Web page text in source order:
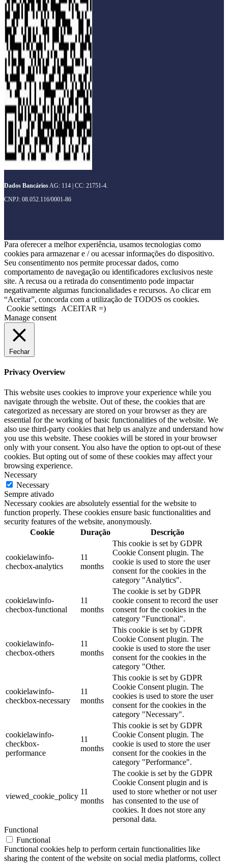
Dados BancáriosAG: 114 | CC: 21751-4.
CNPJ: 08.052.116/0001-86
Para oferecer a melhor experiência, usamos tecnologias como
cookies para armazenar e / ou acessar informações do dispositivo.
Seu consentimento nos permite processar dados, como
comportamento de navegação ou identificadores exclusivos neste
site. A recusa ou a retirada do consentimento pode impactar
negativamente algumas funcionalidades e recursos. Ao clicar em
“Aceitar”, concorda com a utilização de TODOS os cookies.
Cookie settings
ACEITAR =)
Manage consent
Fechar
Privacy Overview
This website uses cookies to improve your experience while you
navigate through the website. Out of these, the cookies that are
categorized as necessary are stored on your browser as they are
essential for the working of basic functionalities of the website. We
also use third-party cookies that help us analyze and understand how
you use this website. These cookies will be stored in your browser
only with your consent. You also have the option to opt-out of these
cookies. But opting out of some of these cookies may affect your
browsing experience.
Necessary
Necessary
Sempre ativado
Necessary cookies are absolutely essential for the website to
function properly. These cookies ensure basic functionalities and
security features of the website, anonymously.
Cookie
Duração Descrição
cookielawinfo-
checbox-analytics
11
months
This cookie is set by GDPR
Cookie Consent plugin. The
cookie is used to store the user
consent for the cookies in the
category "Analytics".
cookielawinfo-
checbox-functional
11
months
The cookie is set by GDPR
cookie consent to record the user
consent for the cookies in the
category "Functional".
cookielawinfo-
checbox-others
11
months
This cookie is set by GDPR
Cookie Consent plugin. The
cookie is used to store the user
consent for the cookies in the
category "Other.
cookielawinfo-
checkbox-necessary
11
months
This cookie is set by GDPR
Cookie Consent plugin. The
cookies is used to store the user
consent for the cookies in the
category "Necessary".
cookielawinfo-
checkbox-
performance
11
months
This cookie is set by GDPR
Cookie Consent plugin. The
cookie is used to store the user
consent for the cookies in the
category "Performance".
viewed_cookie_policy
11
months
The cookie is set by the GDPR
Cookie Consent plugin and is
used to store whether or not user
has consented to the use of
cookies. It does not store any
personal data.
Functional
Functional
Functional cookies help to perform certain functionalities like
sharing the content of the website on social media platforms, collect